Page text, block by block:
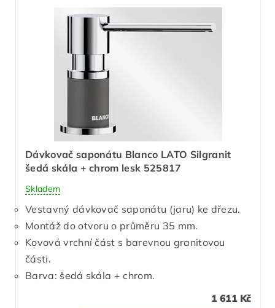
Dávkovač saponátu Blanco LATO Silgranit
šedá skála + chrom lesk 525817
Skladem
Vestavný dávkovač saponátu (jaru) ke dřezu.
Montáž do otvoru o průměru 35 mm.
Kovová vrchní část s barevnou granitovou
části.
Barva: šedá skála + chrom.
1 611 Kč